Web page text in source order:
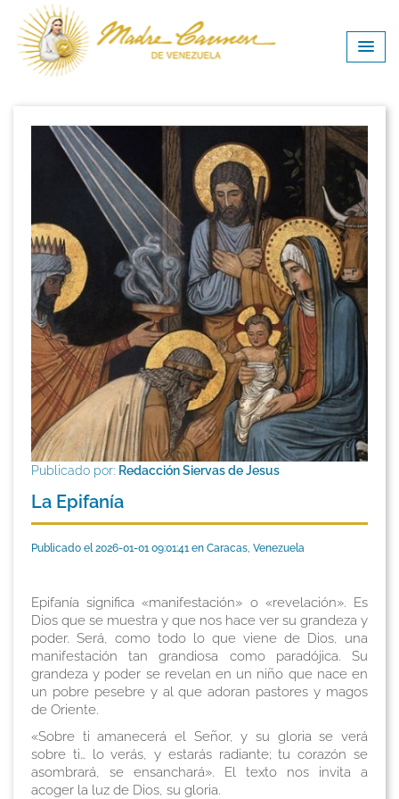
Publicado por: Redacción Siervas de Jesus
La Epifanía
Publicado el 2026-01-01 09:01:41 en Caracas, Venezuela
Epifanía significa «manifestación» o «revelación». Es
Dios que se muestra y que nos hace ver su grandeza y
poder. Será, como todo lo que viene de Dios, una
manifestación tan grandiosa como paradójica. Su
grandeza y poder se revelan en un niño que nace en
un pobre pesebre y al que adoran pastores y magos
de Oriente.
«Sobre ti amanecerá el Señor, y su gloria se verá
sobre ti… lo verás, y estarás radiante; tu corazón se
asombrará, se ensanchará». El texto nos invita a
acoger la luz de Dios, su gloria.